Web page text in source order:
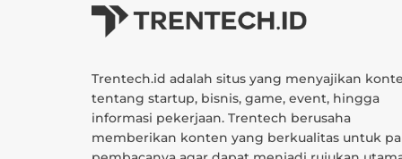
Trentech.id adalah situs yang menyajikan
tentang startup, bisnis, game, event, hingga
informasi pekerjaan. Trentech berusaha
memberikan konten yang berkualitas untuk